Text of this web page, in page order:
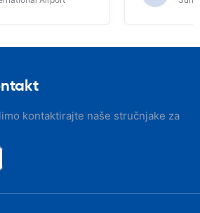
kontaktirajte naše stručnjake za